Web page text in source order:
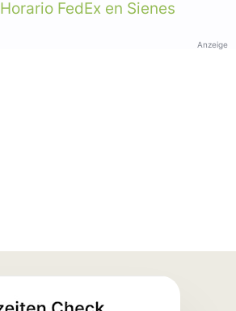
Horario FedEx en Sienes
Anzeige